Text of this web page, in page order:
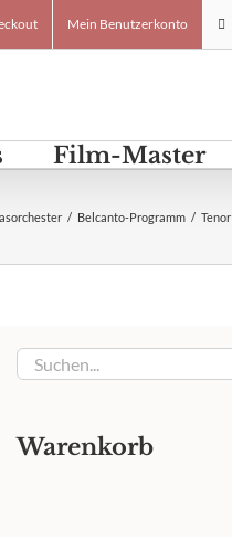
Mein Benutzerkonto
Film-Master
/ Belcanto-Programm / Tenor
Warenkorb